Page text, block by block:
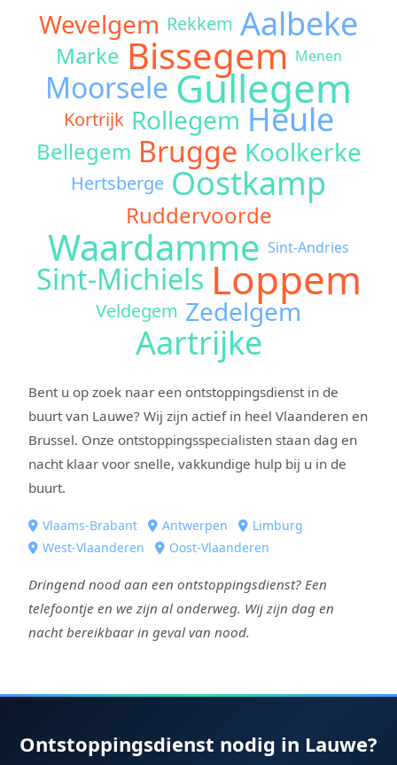
Wevelgem Rekkem Aalbeke
Marke Bissegem Menen
Moorsele Gullegem
Kortrijk Rollegem Heule
Bellegem Brugge Koolkerke
Hertsberge Oostkamp
Ruddervoorde
Waardamme Sint-Andries
Sint-MichielsLoppem
Veldegem Zedelgem
Aartrijke
Bent u op zoek naar een ontstoppingsdienst in de
buurt van Lauwe? Wij zijn actief in heel Vlaanderen en
Brussel. Onze ontstoppingsspecialisten staan dag en
nacht klaar voor snelle, vakkundige hulp bij u in de
buurt.
Vlaams-Brabant Antwerpen
Limburg
West-Vlaanderen
Oost-Vlaanderen
Dringend nood aan een ontstoppingsdienst? Een
telefoontje en we zijn al onderweg. Wij zijn dag en
nacht bereikbaar in geval van nood.
Ontstoppingsdienst nodig in Lauwe?